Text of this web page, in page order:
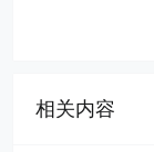
相关内容